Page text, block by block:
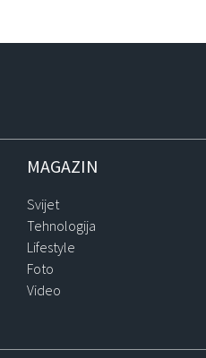
MAGAZIN
Svijet
Tehnologija
Lifestyle
Foto
Video